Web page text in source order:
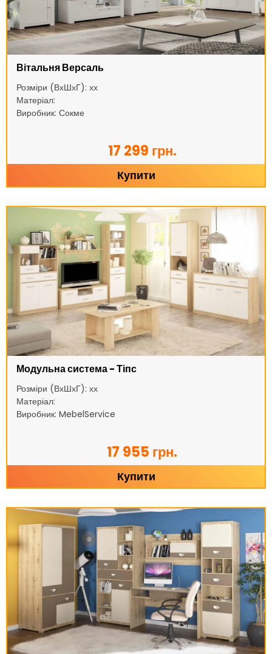
Вітальня Версаль
Розміри (ВхШхГ): хх
Матеріал:
Виробник: Сокме
17 299 грн.
Купити
Модульна система - Тіпс
Розміри (ВхШхГ): хх
Матеріал:
Виробник: MebelService
17 955 грн.
Купити